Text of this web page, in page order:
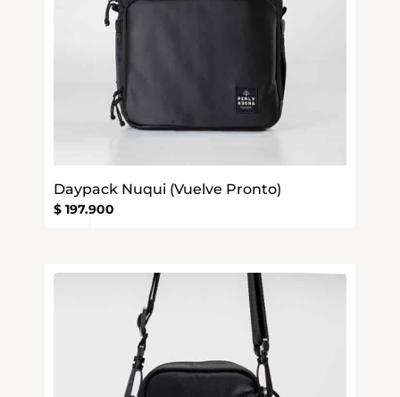
Daypack Nuqui (Vuelve Pronto)
$ 197.900